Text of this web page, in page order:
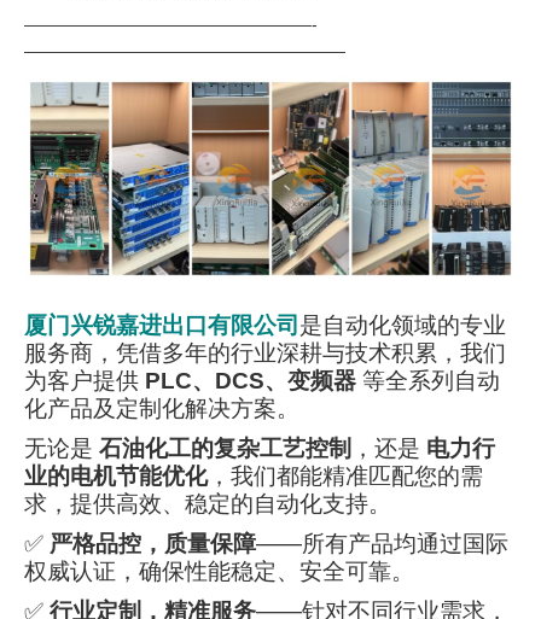
—————————————————-
———————————————————
厦门兴锐嘉进出口有限公司 是自动化领域的专业
服务商，凭借多年的行业深耕与技术积累，我们
为客户提供 PLC、DCS、变频器 等全系列自动
化产品及定制化解决方案。
无论是 石油化工的复杂工艺控制 ，还是 电力行
业的电机节能优化，我们都能精准匹配您的需
求，提供高效、稳定的自动化支持。
✅ 严格品控，质量保障——所有产品均通过国际
权威认证，确保性能稳定、安全可靠。
✅ 行业定制，精准服务——针对不同行业需求，